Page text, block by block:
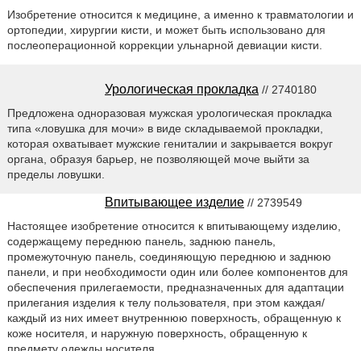
Изобретение относится к медицине, а именно к травматологии и
ортопедии, хирургии кисти, и может быть использовано для
послеоперационной коррекции ульнарной девиации кисти.
Урологическая прокладка // 2740180
Предложена одноразовая мужская урологическая прокладка
типа «ловушка для мочи» в виде складываемой прокладки,
которая охватывает мужские гениталии и закрывается вокруг
органа, образуя барьер, не позволяющей моче выйти за
пределы ловушки.
Впитывающее изделие // 2739549
Настоящее изобретение относится к впитывающему изделию,
содержащему переднюю панель, заднюю панель,
промежуточную панель, соединяющую переднюю и заднюю
панели, и при необходимости один или более компонентов для
обеспечения прилегаемости, предназначенных для адаптации
прилегания изделия к телу пользователя, при этом каждая/
каждый из них имеет внутреннюю поверхность, обращенную к
коже носителя, и наружную поверхность, обращенную к
предмету одежды носителя.